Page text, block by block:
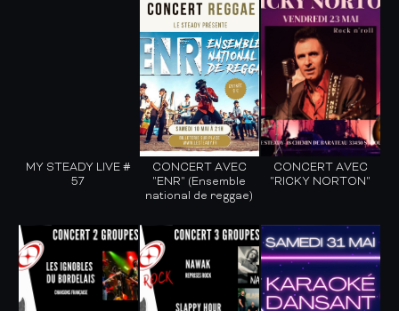
MY STEADY LIVE #
57
CONCERT AVEC
"ENR" (Ensemble
national de reggae)
CONCERT AVEC
"RICKY NORTON"